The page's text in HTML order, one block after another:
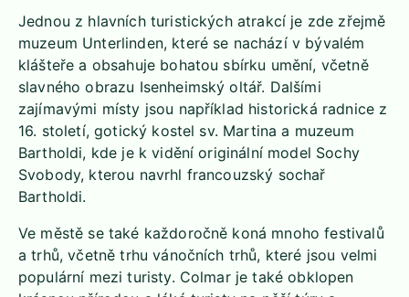
Jednou z hlavních turistických atrakcí je zde zřejmě
muzeum Unterlinden, které se nachází v bývalém
klášteře a obsahuje bohatou sbírku umění, včetně
slavného obrazu Isenheimský oltář. Dalšími
zajímavými místy jsou například historická radnice z
16. století, gotický kostel sv. Martina a muzeum
Bartholdi, kde je k vidění originální model Sochy
Svobody, kterou navrhl francouzský sochař
Bartholdi.
Ve městě se také každoročně koná mnoho festivalů
a trhů, včetně trhu vánočních trhů, které jsou velmi
populární mezi turisty. Colmar je také obklopen